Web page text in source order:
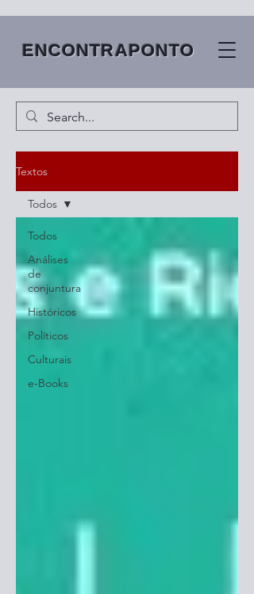
ENCONTRAPONTO
Textos
Todos
Análises
de
conjuntura
Históricos
Políticos
Culturais
e-Books
Todos